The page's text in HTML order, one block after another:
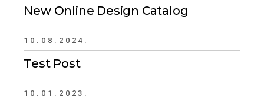
New Online Design Catalog
10.08.2024.
Test Post
10.01.2023.